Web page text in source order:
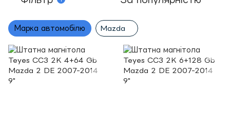
Марка автомобілю Mazda